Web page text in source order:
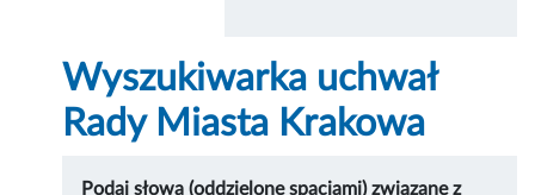
Wyszukiwarka uchwał
Rady Miasta Krakowa
Podaj słowa (oddzielone spacjami) związane z